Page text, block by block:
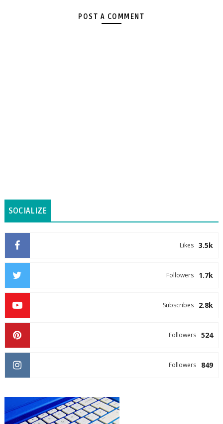
POST A COMMENT
SOCIALIZE
3.5k
Likes
1.7k
Followers
2.8k
Subscribes
524
Followers
849
Followers